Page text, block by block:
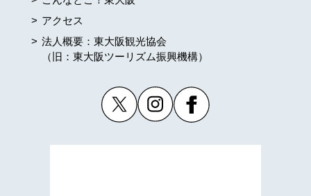
アクセス
法人概要：東大阪観光協会
（旧：東大阪ツーリズム振興機構）